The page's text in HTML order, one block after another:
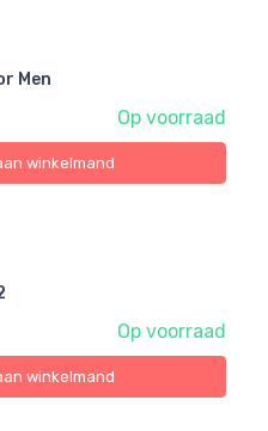
Men
Op voorraad
winkelmand
Op voorraad
winkelmand